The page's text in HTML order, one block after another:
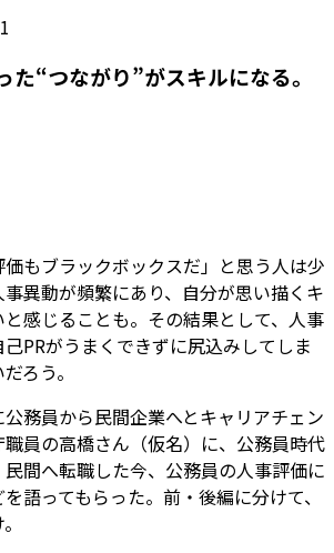
た“つながり”がスキルになる。
価もブラックボックスだ」と思う人は少
異動が頻繁にあり、自分が思い描くキ
感じることも。その結果として、人事
PRがうまくできずに尻込みしてしま
ろう。
務員から民間企業へとキャリアチェン
員の高橋さん（仮名）に、公務員時代
間へ転職した今、公務員の人事評価に
語ってもらった。前・後編に分けて、